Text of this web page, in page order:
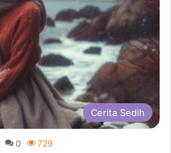
Cerita Sedih
0 729